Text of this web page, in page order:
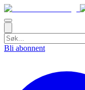
Bli abonnent